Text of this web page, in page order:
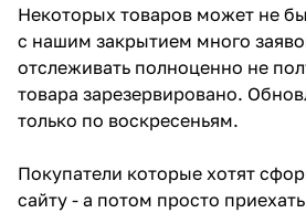
Некоторых товаров может не
с нашим закрытием много
отслеживать полноценно не
товара зарезервировано.
только по воскресеньям.
Покупатели которые хотят
сайту - а потом просто